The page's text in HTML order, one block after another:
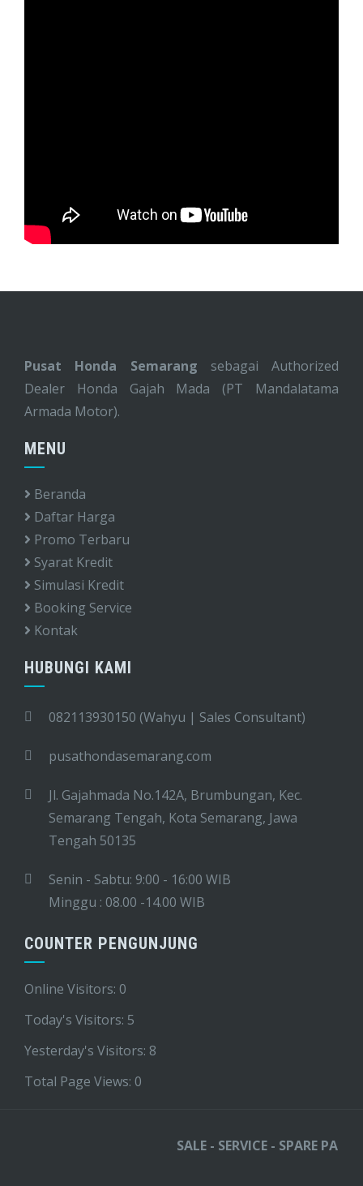
Pusat Honda Semarang sebagai Authorized
Dealer Honda Gajah Mada (PT Mandalatama
Armada Motor).
MENU
Beranda
Daftar Harga
Promo Terbaru
Syarat Kredit
Simulasi Kredit
Booking Service
Kontak
HUBUNGI KAMI
082113930150 (Wahyu | Sales Consultant)
pusathondasemarang.com
Jl. Gajahmada No.142A, Brumbungan, Kec.
Semarang Tengah, Kota Semarang, Jawa
Tengah 50135
Senin - Sabtu: 9:00 - 16:00 WIB
Minggu : 08.00 -14.00 WIB
COUNTER PENGUNJUNG
Online Visitors: 0
Today's Visitors: 5
Yesterday's Visitors: 8
Total Page Views: 0
SALE - SERVICE - SPARE PART -